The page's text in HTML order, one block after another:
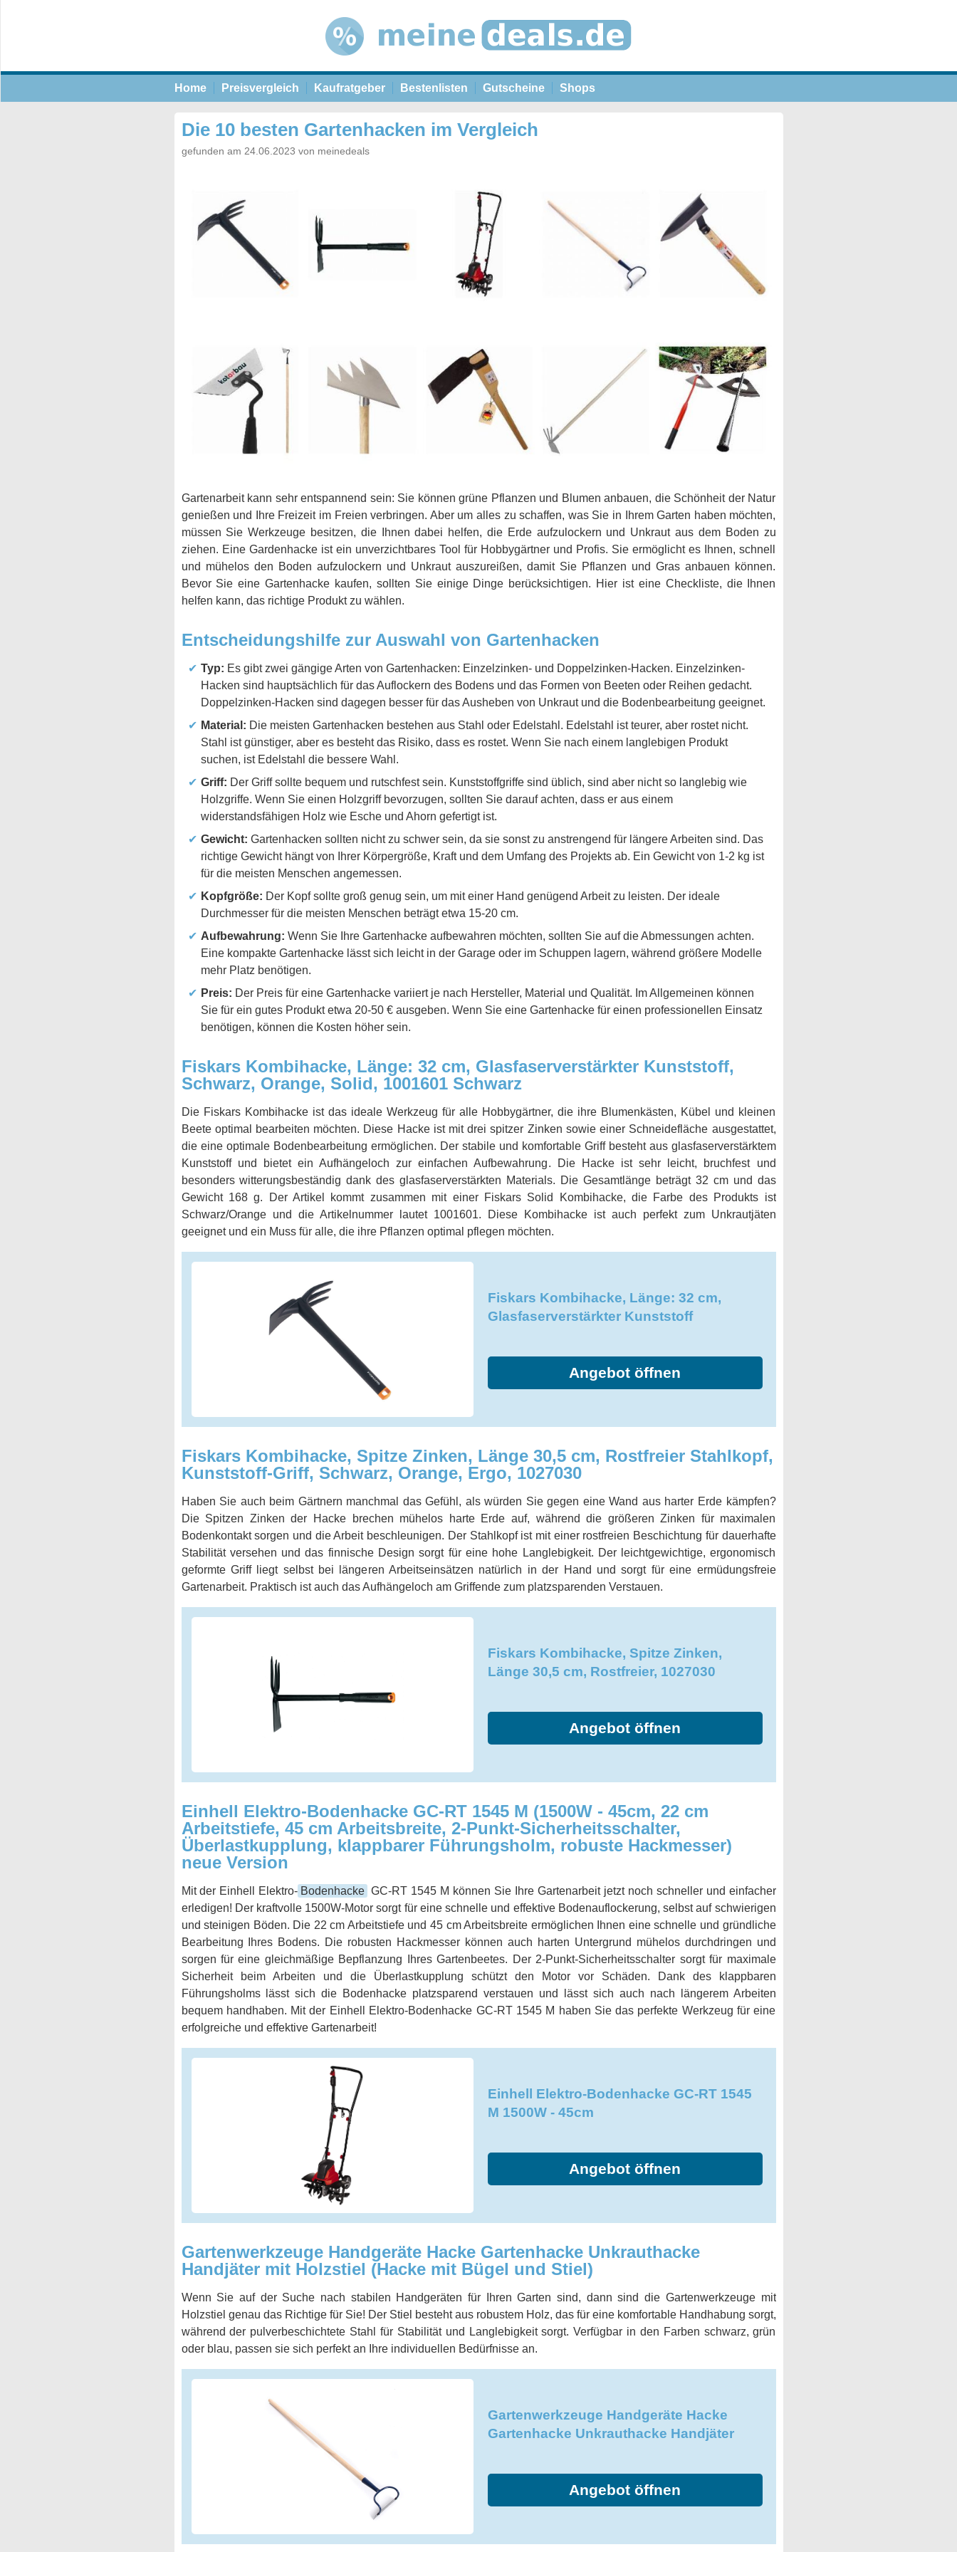
Home Preisvergleich Kaufratgeber Bestenlisten Gutscheine Shops
Die 10 besten Gartenhacken im Vergleich
gefunden am 24.06.2023 von meinedeals
Gartenarbeit kann sehr entspannend sein: Sie können grüne Pflanzen und Blumen anbauen, die Schönheit der Natur
genießen und Ihre Freizeit im Freien verbringen. Aber um alles zu schaffen, was Sie in Ihrem Garten haben möchten,
müssen Sie Werkzeuge besitzen, die Ihnen dabei helfen, die Erde aufzulockern und Unkraut aus dem Boden zu
ziehen. Eine Gardenhacke ist ein unverzichtbares Tool für Hobbygärtner und Profis. Sie ermöglicht es Ihnen, schnell
und mühelos den Boden aufzulockern und Unkraut auszureißen, damit Sie Pflanzen und Gras anbauen können.
Bevor Sie eine Gartenhacke kaufen, sollten Sie einige Dinge berücksichtigen. Hier ist eine Checkliste, die Ihnen
helfen kann, das richtige Produkt zu wählen.
Entscheidungshilfe zur Auswahl von Gartenhacken
Typ: Es gibt zwei gängige Arten von Gartenhacken: Einzelzinken- und Doppelzinken-Hacken. Einzelzinken-
Hacken sind hauptsächlich für das Auflockern des Bodens und das Formen von Beeten oder Reihen gedacht.
Doppelzinken-Hacken sind dagegen besser für das Ausheben von Unkraut und die Bodenbearbeitung geeignet.
Material: Die meisten Gartenhacken bestehen aus Stahl oder Edelstahl. Edelstahl ist teurer, aber rostet nicht.
Stahl ist günstiger, aber es besteht das Risiko, dass es rostet. Wenn Sie nach einem langlebigen Produkt
suchen, ist Edelstahl die bessere Wahl.
Griff: Der Griff sollte bequem und rutschfest sein. Kunststoffgriffe sind üblich, sind aber nicht so langlebig wie
Holzgriffe. Wenn Sie einen Holzgriff bevorzugen, sollten Sie darauf achten, dass er aus einem
widerstandsfähigen Holz wie Esche und Ahorn gefertigt ist.
Gewicht: Gartenhacken sollten nicht zu schwer sein, da sie sonst zu anstrengend für längere Arbeiten sind. Das
richtige Gewicht hängt von Ihrer Körpergröße, Kraft und dem Umfang des Projekts ab. Ein Gewicht von 1-2 kg ist
für die meisten Menschen angemessen.
Kopfgröße: Der Kopf sollte groß genug sein, um mit einer Hand genügend Arbeit zu leisten. Der ideale
Durchmesser für die meisten Menschen beträgt etwa 15-20 cm.
Aufbewahrung: Wenn Sie Ihre Gartenhacke aufbewahren möchten, sollten Sie auf die Abmessungen achten.
Eine kompakte Gartenhacke lässt sich leicht in der Garage oder im Schuppen lagern, während größere Modelle
mehr Platz benötigen.
Preis: Der Preis für eine Gartenhacke variiert je nach Hersteller, Material und Qualität. Im Allgemeinen können
Sie für ein gutes Produkt etwa 20-50 € ausgeben. Wenn Sie eine Gartenhacke für einen professionellen Einsatz
benötigen, können die Kosten höher sein.
Fiskars Kombihacke, Länge: 32 cm, Glasfaserverstärkter Kunststoff,
Schwarz, Orange, Solid, 1001601 Schwarz
Die Fiskars Kombihacke ist das ideale Werkzeug für alle Hobbygärtner, die ihre Blumenkästen, Kübel und kleinen
Beete optimal bearbeiten möchten. Diese Hacke ist mit drei spitzer Zinken sowie einer Schneidefläche ausgestattet,
die eine optimale Bodenbearbeitung ermöglichen. Der stabile und komfortable Griff besteht aus glasfaserverstärktem
Kunststoff und bietet ein Aufhängeloch zur einfachen Aufbewahrung. Die Hacke ist sehr leicht, bruchfest und
besonders witterungsbeständig dank des glasfaserverstärkten Materials. Die Gesamtlänge beträgt 32 cm und das
Gewicht 168 g. Der Artikel kommt zusammen mit einer Fiskars Solid Kombihacke, die Farbe des Produkts ist
Schwarz/Orange und die Artikelnummer lautet 1001601. Diese Kombihacke ist auch perfekt zum Unkrautjäten
geeignet und ein Muss für alle, die ihre Pflanzen optimal pflegen möchten.
Fiskars Kombihacke, Länge: 32 cm,
Glasfaserverstärkter Kunststoff
Angebot öffnen
Fiskars Kombihacke, Spitze Zinken, Länge 30,5 cm, Rostfreier Stahlkopf,
Kunststoff-Griff, Schwarz, Orange, Ergo, 1027030
Haben Sie auch beim Gärtnern manchmal das Gefühl, als würden Sie gegen eine Wand aus harter Erde kämpfen?
Die Spitzen Zinken der Hacke brechen mühelos harte Erde auf, während die größeren Zinken für maximalen
Bodenkontakt sorgen und die Arbeit beschleunigen. Der Stahlkopf ist mit einer rostfreien Beschichtung für dauerhafte
Stabilität versehen und das finnische Design sorgt für eine hohe Langlebigkeit. Der leichtgewichtige, ergonomisch
geformte Griff liegt selbst bei längeren Arbeitseinsätzen natürlich in der Hand und sorgt für eine ermüdungsfreie
Gartenarbeit. Praktisch ist auch das Aufhängeloch am Griffende zum platzsparenden Verstauen.
Fiskars Kombihacke, Spitze Zinken,
Länge 30,5 cm, Rostfreier, 1027030
Angebot öffnen
Einhell Elektro-Bodenhacke GC-RT 1545 M (1500W - 45cm, 22 cm
Arbeitstiefe, 45 cm Arbeitsbreite, 2-Punkt-Sicherheitsschalter,
Überlastkupplung, klappbarer Führungsholm, robuste Hackmesser)
neue Version
Mit der Einhell Elektro- Bodenhacke GC-RT 1545 M können Sie Ihre Gartenarbeit jetzt noch schneller und einfacher
erledigen! Der kraftvolle 1500W-Motor sorgt für eine schnelle und effektive Bodenauflockerung, selbst auf schwierigen
und steinigen Böden. Die 22 cm Arbeitstiefe und 45 cm Arbeitsbreite ermöglichen Ihnen eine schnelle und gründliche
Bearbeitung Ihres Bodens. Die robusten Hackmesser können auch harten Untergrund mühelos durchdringen und
sorgen für eine gleichmäßige Bepflanzung Ihres Gartenbeetes. Der 2-Punkt-Sicherheitsschalter sorgt für maximale
Sicherheit beim Arbeiten und die Überlastkupplung schützt den Motor vor Schäden. Dank des klappbaren
Führungsholms lässt sich die Bodenhacke platzsparend verstauen und lässt sich auch nach längerem Arbeiten
bequem handhaben. Mit der Einhell Elektro-Bodenhacke GC-RT 1545 M haben Sie das perfekte Werkzeug für eine
erfolgreiche und effektive Gartenarbeit!
Einhell Elektro-Bodenhacke GC-RT 1545
M 1500W - 45cm
Angebot öffnen
Gartenwerkzeuge Handgeräte Hacke Gartenhacke Unkrauthacke
Handjäter mit Holzstiel (Hacke mit Bügel und Stiel)
Wenn Sie auf der Suche nach stabilen Handgeräten für Ihren Garten sind, dann sind die Gartenwerkzeuge mit
Holzstiel genau das Richtige für Sie! Der Stiel besteht aus robustem Holz, das für eine komfortable Handhabung sorgt,
während der pulverbeschichtete Stahl für Stabilität und Langlebigkeit sorgt. Verfügbar in den Farben schwarz, grün
oder blau, passen sie sich perfekt an Ihre individuellen Bedürfnisse an.
Gartenwerkzeuge Handgeräte Hacke
Gartenhacke Unkrauthacke Handjäter
Angebot öffnen